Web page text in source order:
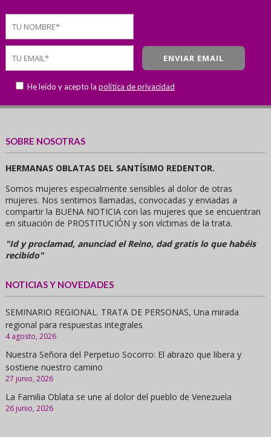
He leído y acepto la política de privacidad
SOBRE NOSOTRAS
HERMANAS OBLATAS DEL SANTÍSIMO REDENTOR.
Somos mujeres especialmente sensibles al dolor de otras
mujeres. Nos sentimos llamadas, convocadas y enviadas a
compartir la BUENA NOTICIA con las mujeres que se encuentran
en situación de PROSTITUCIÓN y son víctimas de la trata.
"Id y proclamad, anunciad el Reino, dad gratis lo que habéis
recibido"
NOTICIAS Y NOVEDADES
SEMINARIO REGIONAL. TRATA DE PERSONAS, Una mirada
regional para respuestas integrales
4 agosto, 2026
Nuestra Señora del Perpetuo Socorro: El abrazo que libera y
sostiene nuestro camino
27 junio, 2026
La Familia Oblata se une al dolor del pueblo de Venezuela
26 junio, 2026